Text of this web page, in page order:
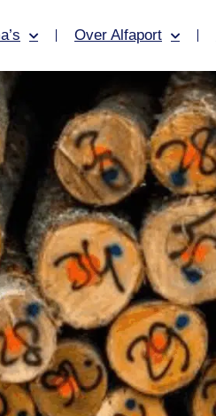
Over Alfaport